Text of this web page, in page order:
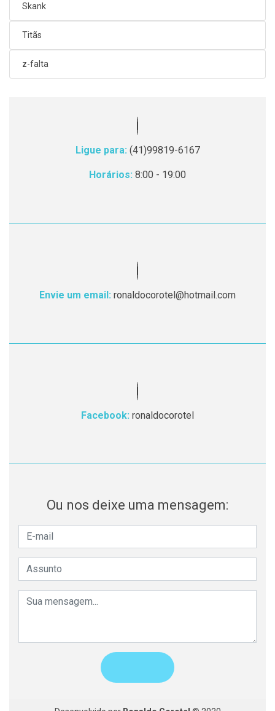
Skank
Titãs
z-falta
Ligue para: (41)99819-6167
Horários: 8:00 - 19:00
Envie um email: ronaldocorotel@hotmail.com
Facebook: ronaldocorotel
Ou nos deixe uma mensagem: